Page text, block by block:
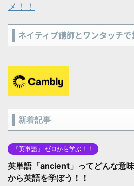
メ！！
ネイティブ講師とワンタッチで
新着記事
『英単語』 ゼロから学ぶ！！
英単語「ancient」ってどんな意
から英語を学ぼう！！